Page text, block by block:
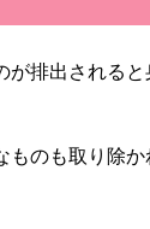
が排出されると
ものも取り除か